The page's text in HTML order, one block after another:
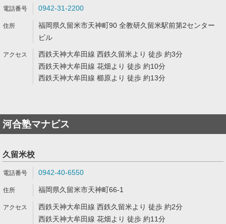
0942-31-2200
福岡県久留米市天神町90 全教研久留米駅前第2センター
ビル
西鉄天神大牟田線 西鉄久留米より 徒歩 約3分
西鉄天神大牟田線 花畑より 徒歩 約10分
西鉄天神大牟田線 櫛原より 徒歩 約13分
河合塾マナビス
久留米校
0942-40-6550
福岡県久留米市天神町66-1
西鉄天神大牟田線 西鉄久留米より 徒歩 約2分
西鉄天神大牟田線 花畑より 徒歩 約11分